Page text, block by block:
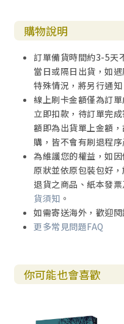
購物說明
訂單備貨時間約3-5天
當日或隔日出貨，如
特殊情況，將另行通
線上刷卡金額僅為訂
立即扣款，待訂單完
額即為出貨單上金額
購，皆不會有刷退程序
為維護您的權益，如
原狀並依原包裝包好
退貨之商品、紙本發
貨須知 。
如需寄送海外，歡迎閱
更多常見問題FAQ
你可能也會喜歡